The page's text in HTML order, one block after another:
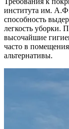
института им.
способность
легкость уборки.
высочайшие
часто в
альтернативы.